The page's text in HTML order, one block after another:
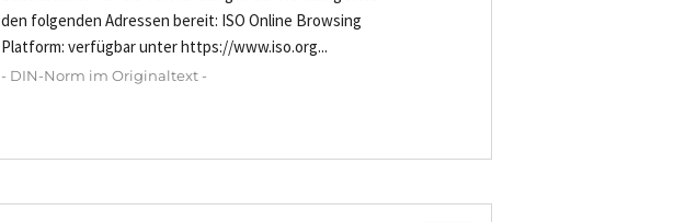
den folgenden Adressen bereit: ISO Online Browsing
Platform: verfügbar unter https://www.iso.org...
- DIN-Norm im Originaltext -